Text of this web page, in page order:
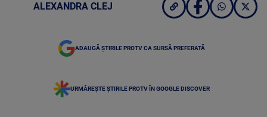
ALEXANDRA CLEJ
ADAUGĂ ȘTIRILE PROTV CA SURSĂ PREFERATĂ
URMĂREȘTE ȘTIRILE PROTV ÎN GOOGLE DISCOVER